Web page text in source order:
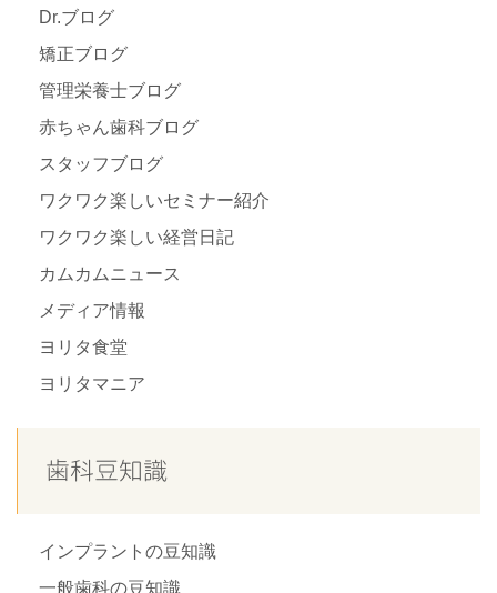
Dr.ブログ
矯正ブログ
管理栄養士ブログ
赤ちゃん歯科ブログ
スタッフブログ
ワクワク楽しいセミナー紹介
ワクワク楽しい経営日記
カムカムニュース
メディア情報
ヨリタ食堂
ヨリタマニア
歯科豆知識
インプラントの豆知識
一般歯科の豆知識